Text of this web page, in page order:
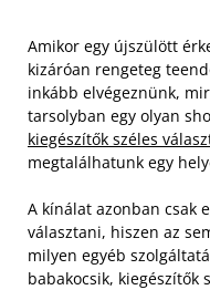
Amikor egy újszülött
kizáróan rengeteg
inkább elvégeznünk,
tarsolyban egy olyan
kiegészítők széles
megtalálhatunk egy
A kínálat azonban csak
választani, hiszen az
milyen egyéb
babakocsik, kiegészítők